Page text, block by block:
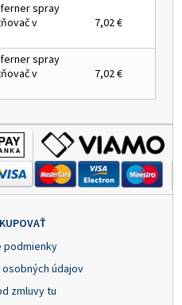
spray
v
7,02 €
spray
v
7,02 €
podmienky
údajov
zmluvy tu